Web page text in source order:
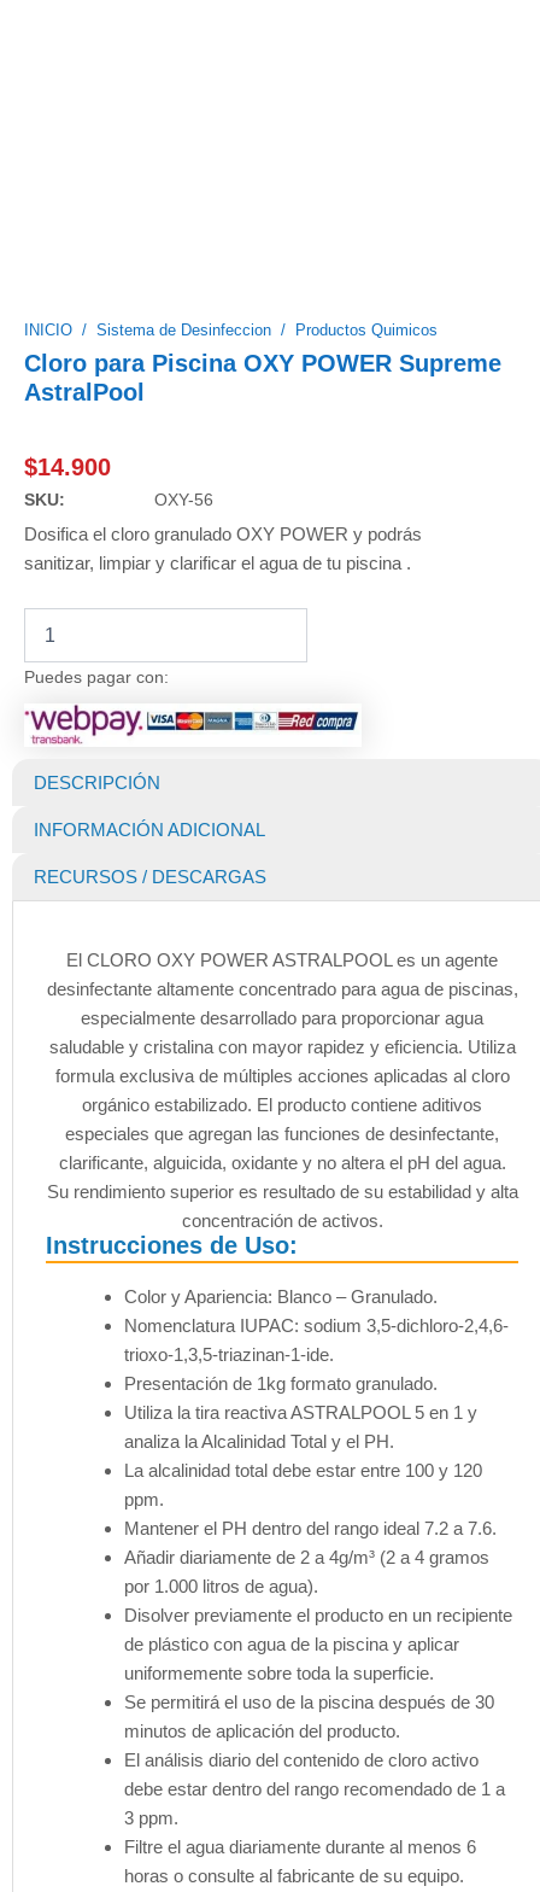
INICIO/ Sistema de Desinfeccion/ Productos Quimicos
Cloro para Piscina OXY POWER Supreme
AstralPool
$14.900
SKU: OXY-56
Dosifica el cloro granulado OXY POWER y podrás
sanitizar, limpiar y clarificar el agua de tu piscina .
para
Piscina
POWER
Supreme
cantidad
Puedes pagar con:
DESCRIPCIÓN
INFORMACIÓN ADICIONAL
RECURSOS / DESCARGAS
El CLORO OXY POWER ASTRALPOOL es un agente
desinfectante altamente concentrado para agua de piscinas,
especialmente desarrollado para proporcionar agua
saludable y cristalina con mayor rapidez y eficiencia. Utiliza
formula exclusiva de múltiples acciones aplicadas al cloro
orgánico estabilizado. El producto contiene aditivos
especiales que agregan las funciones de desinfectante,
clarificante, alguicida, oxidante y no altera el pH del agua.
Su rendimiento superior es resultado de su estabilidad y alta
concentración de activos.
Instrucciones de Uso:
Color y Apariencia: Blanco – Granulado.
Nomenclatura IUPAC: sodium 3,5-dichloro-2,4,6-
trioxo-1,3,5-triazinan-1-ide.
Presentación de 1kg formato granulado.
Utiliza la tira reactiva ASTRALPOOL 5 en 1 y
analiza la Alcalinidad Total y el PH.
La alcalinidad total debe estar entre 100 y 120
ppm.
Mantener el PH dentro del rango ideal 7.2 a 7.6.
Añadir diariamente de 2 a 4g/m³ (2 a 4 gramos
por 1.000 litros de agua).
Disolver previamente el producto en un recipiente
de plástico con agua de la piscina y aplicar
uniformemente sobre toda la superficie.
Se permitirá el uso de la piscina después de 30
minutos de aplicación del producto.
El análisis diario del contenido de cloro activo
debe estar dentro del rango recomendado de 1 a
3 ppm.
Filtre el agua diariamente durante al menos 6
horas o consulte al fabricante de su equipo.